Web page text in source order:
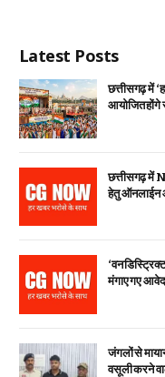
Latest Posts
छत्तीसगढ़ में
आयोजित होंगे
छत्तीसगढ़ में
हेतु ऑनलाईन
‘वन
मंगाए गए
जंगलों से
वसूली करने